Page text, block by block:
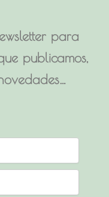
para
publicamos,